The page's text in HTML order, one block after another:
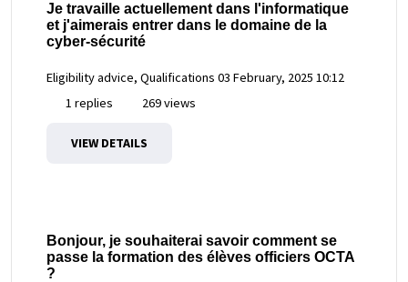
Je travaille actuellement dans l'informatique
et j'aimerais entrer dans le domaine de la
cyber-sécurité
Eligibility advice, Qualifications 03 February, 2025 10:12
1 replies
269 views
VIEW DETAILS
Bonjour, je souhaiterai savoir comment se
passe la formation des élèves officiers OCTA
?